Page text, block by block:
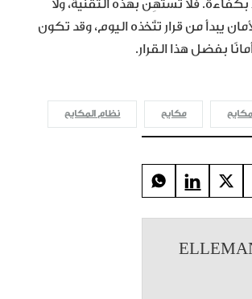
عمل نظام ABS بكفاءة. فلا تستهِن بهذه التقنية، ولا
يبدأ من قرار تتّخذه اليوم، وقد تكون
بفضل هذا القرار.
مكابح نظام المكابح